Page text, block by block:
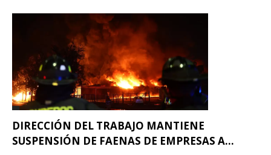
DIRECCIÓN DEL TRABAJO MANTIENE
SUSPENSIÓN DE FAENAS DE EMPRESAS A...